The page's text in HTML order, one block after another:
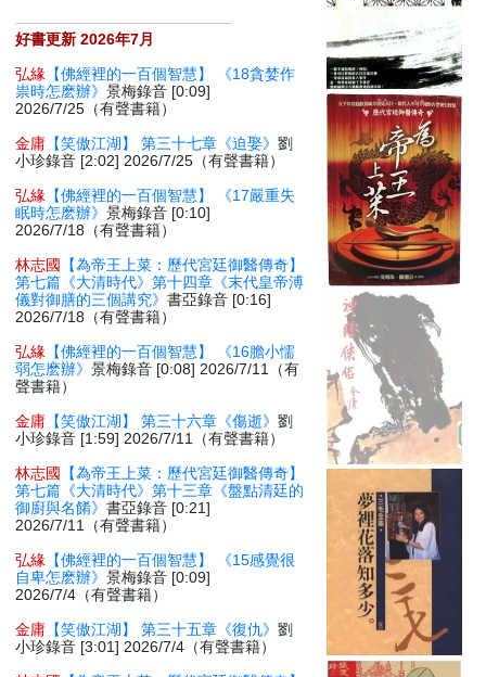
好書更新 2026年7月
弘緣 【佛經裡的一百個智慧】 《18貪婪作
祟時怎麽辦》景梅錄音 [0:09]
2026/7/25（有聲書籍）
金庸 【笑傲江湖】 第三十七章《迫娶》劉
小珍錄音 [2:02] 2026/7/25（有聲書籍）
弘緣 【佛經裡的一百個智慧】 《17嚴重失
眠時怎麽辦》景梅錄音 [0:10]
2026/7/18（有聲書籍）
林志國
【為帝王上菜：歷代宮廷御醫傳奇】
第七篇《大清時代》第十四章《末代皇帝溥
儀對御膳的三個講究》書亞錄音 [0:16]
2026/7/18（有聲書籍）
弘緣 【佛經裡的一百個智慧】 《16膽小懦
弱怎麽辦》景梅錄音 [0:08] 2026/7/11（有
聲書籍）
金庸 【笑傲江湖】 第三十六章《傷逝》劉
小珍錄音 [1:59] 2026/7/11（有聲書籍）
林志國
【為帝王上菜：歷代宮廷御醫傳奇】
第七篇《大清時代》第十三章《盤點清廷的
御廚與名餚》書亞錄音 [0:21]
2026/7/11（有聲書籍）
弘緣 【佛經裡的一百個智慧】 《15感覺很
自卑怎麽辦》景梅錄音 [0:09]
2026/7/4（有聲書籍）
金庸 【笑傲江湖】 第三十五章《復仇》劉
小珍錄音 [3:01] 2026/7/4（有聲書籍）